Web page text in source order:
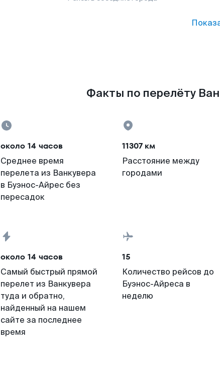
Факты по перелёту
около 14 часов
Среднее время
перелета из Ванкувера
в Буэнос-Айрес без
пересадок
11307 км
Расстояние между
городами
около 14 часов
Самый быстрый прямой
перелет из Ванкувера
туда и обратно,
найденный на нашем
сайте за последнее
время
15
Количество рейсов до
Буэнос-Айреса в
неделю